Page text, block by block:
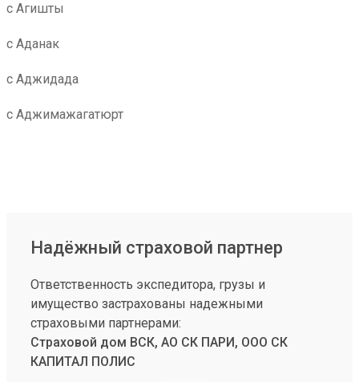
с Агишты
с Аданак
с Аджидада
с Аджимажагатюрт
Надёжный страховой партнер
Ответственность экспедитора, грузы и
имущество застрахованы надежными
страховыми партнерами:
Страховой дом ВСК, АО СК ПАРИ, ООО СК
КАПИТАЛ ПОЛИС